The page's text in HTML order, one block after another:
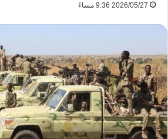
2026/05/27 9:36 مساءً